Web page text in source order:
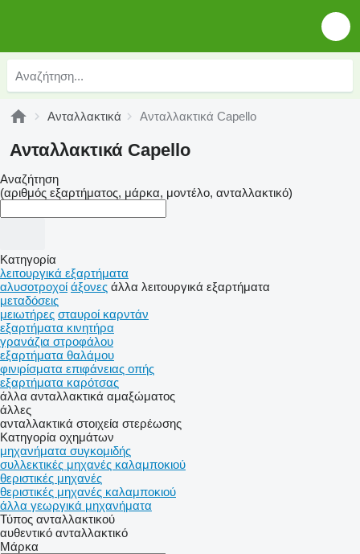
Ανταλλακτικά Ανταλλακτικά Capello
Ανταλλακτικά Capello
Αναζήτηση
(αριθμός εξαρτήματος, μάρκα, μοντέλο, ανταλλακτικό)
Κατηγορία
λειτουργικά εξαρτήματα
αλυσοτροχοί άξονες άλλα λειτουργικά εξαρτήματα
μεταδόσεις
μειωτήρες σταυροί καρντάν
εξαρτήματα κινητήρα
γρανάζια στροφάλου
εξαρτήματα θαλάμου
φινιρίσματα επιφάνειας οπής
εξαρτήματα καρότσας
άλλα ανταλλακτικά αμαξώματος
άλλες
ανταλλακτικά στοιχεία στερέωσης
Κατηγορία οχημάτων
μηχανήματα συγκομιδής
συλλεκτικές μηχανές καλαμποκιού
θεριστικές μηχανές
θεριστικές μηχανές καλαμποκιού
άλλα γεωργικά μηχανήματα
Τύπος ανταλλακτικού
αυθεντικό ανταλλακτικό
Μάρκα